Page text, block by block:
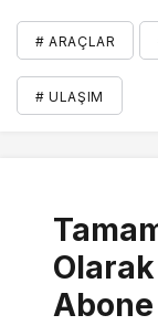
# ARAÇLAR
# ULAŞIM